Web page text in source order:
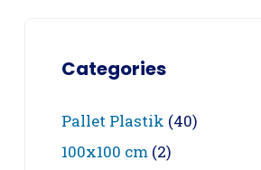
Categories
Pallet Plastik (40)
100x100 cm (2)